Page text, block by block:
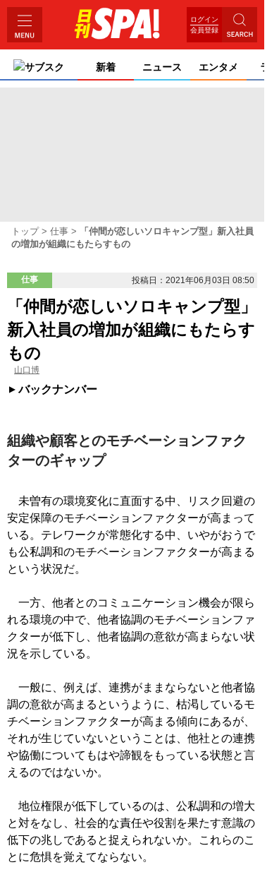
ログイン
会員登録
サブスク 新着 ニュース エンタメ ライ
トップ 仕事
「仲間が恋しいソロキャンプ型」新入社員
の増加が組織にもたらすもの
仕事 投稿日：2021年06月03日 08:50
「仲間が恋しいソロキャンプ型」
新入社員の増加が組織にもたらす
もの
山口博
バックナンバー
組織や顧客とのモチベーションファク
ターのギャップ
未曽有の環境変化に直面する中、リスク回避の
安定保障のモチベーションファクターが高まって
いる。テレワークが常態化する中、いやがおうで
も公私調和のモチベーションファクターが高まる
という状況だ。
一方、他者とのコミュニケーション機会が限ら
れる環境の中で、他者協調のモチベーションファ
クターが低下し、他者協調の意欲が高まらない状
況を示している。
一般に、例えば、連携がままならないと他者協
調の意欲が高まるというように、枯渇しているモ
チベーションファクターが高まる傾向にあるが、
それが生じていないということは、他社との連携
や協働についてもはや諦観をもっている状態と言
えるのではないか。
地位権限が低下しているのは、公私調和の増大
と対をなし、社会的な責任や役割を果たす意識の
低下の兆しであると捉えられないか。これらのこ
とに危惧を覚えてならない。